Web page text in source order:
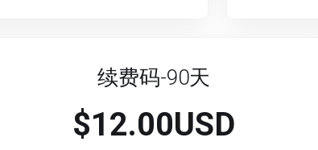
续费码-90天
$12.00USD